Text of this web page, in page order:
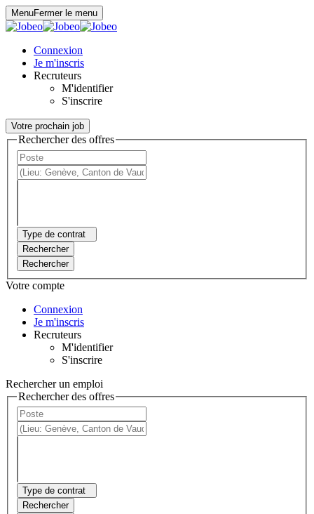
MenuFermer le menu
Connexion
Je m'inscris
Recruteurs
M'identifier
S'inscrire
Votre prochain job
Rechercher des offres
Type de contrat
Rechercher
Rechercher
Votre compte
Connexion
Je m'inscris
Recruteurs
M'identifier
S'inscrire
Rechercher un emploi
Rechercher des offres
Type de contrat
Rechercher
Panneau de gestion des cookies